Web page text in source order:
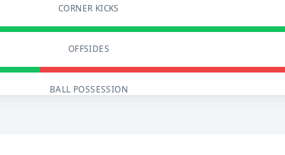
CORNER KICKS
OFFSIDES
BALL POSSESSION